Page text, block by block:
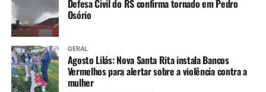
Defesa Civil do RS confirma tornado em Pedro
Osório
GERAL
Agosto Lilás: Nova Santa Rita instala Bancos
Vermelhos para alertar sobre a violência contra a
mulher